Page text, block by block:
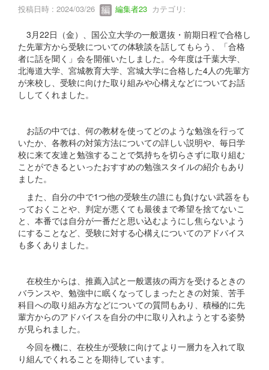
投稿日時 : 2024/03/26 編集者23 カテゴリ:
3月22日（金）、国公立大学の一般選抜・前期日程で合格し
た先輩方から受験についての体験談を話してもらう、「合格
者に話を聞く」会を開催いたしました。今年度は千葉大学、
北海道大学、宮城教育大学、宮城大学に合格した4人の先輩方
が来校し、受験に向けた取り組みや心構えなどについてお話
ししてくれました。
お話の中では、何の教材を使ってどのような勉強を行って
いたか、各教科の対策方法についての詳しい説明や、毎日学
校に来て友達と勉強することで気持ちを切らさずに取り組む
ことができるといったおすすめの勉強スタイルの紹介もあり
ました。
また、自分の中で1つ他の受験生の誰にも負けない武器をも
っておくことや、判定が悪くても最後まで希望を捨てないこ
と、本番では自分が一番だと思い込むようにし焦らないよう
にすることなど、受験に対する心構えについてのアドバイス
も多くありました。
在校生からは、推薦入試と一般選抜の両方を受けるときの
バランスや、勉強中に眠くなってしまったときの対策、苦手
科目への取り組み方などについての質問もあり、積極的に先
輩方からのアドバイスを自分の中に取り入れようとする姿勢
が見られました。
今回を機に、在校生が受験に向けてより一層力を入れて取
り組んでくれることを期待しています。